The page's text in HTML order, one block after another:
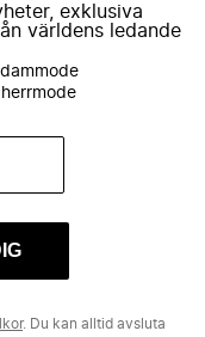
exklusiva
världens ledande
. Du kan alltid avsluta